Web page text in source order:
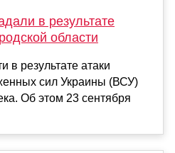
в результате
области
в результате атаки
сил Украины (ВСУ)
Об этом 23 сентября